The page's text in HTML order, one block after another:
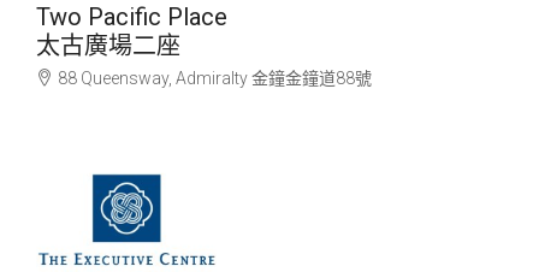
Two Pacific Place
太古廣場二座
88 Queensway, Admiralty金鐘金鐘道88號